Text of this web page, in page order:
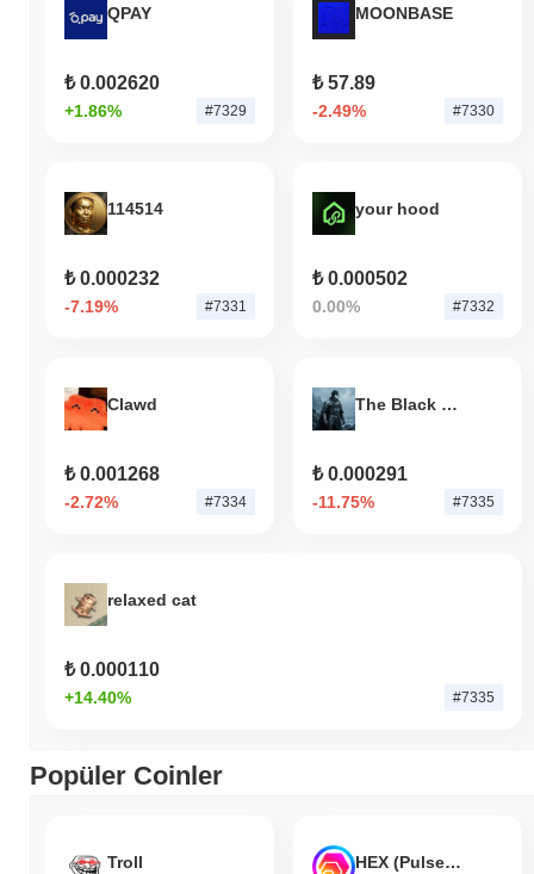
QPAY
₺ 0.002620
+1.86% #7329
MOONBASE
₺ 57.89
-2.49% #7330
114514
₺ 0.000232
-7.19% #7331
your hood
₺ 0.000502
0.00% #7332
Clawd
₺ 0.001268
-2.72% #7334
The Black Swan
₺ 0.000291
-11.75% #7335
relaxed cat
₺ 0.000110
+14.40% #7335
Popüler Coinler
Troll HEX (Pulsechain)